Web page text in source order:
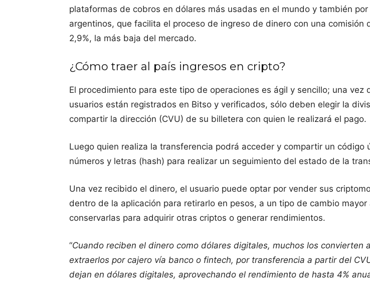
plataformas de cobros en dólares más usadas en el mundo y también
argentinos, que facilita el proceso de ingreso de dinero con una comisión
2,9%, la más baja del mercado.
¿Cómo traer al país ingresos en cripto?
El procedimiento para este tipo de operaciones es ágil y sencillo; una vez
usuarios están registrados en Bitso y verificados, sólo deben elegir la
compartir la dirección (CVU) de su billetera con quien le realizará el pago.
Luego quien realiza la transferencia podrá acceder y compartir un código
números y letras (hash) para realizar un seguimiento del estado de la
Una vez recibido el dinero, el usuario puede optar por vender sus
dentro de la aplicación para retirarlo en pesos, a un tipo de cambio mayor
conservarlas para adquirir otras criptos o generar rendimientos.
“Cuando reciben el dinero como dólares digitales, muchos los convierten
extraerlos por cajero vía banco o fintech, por transferencia a partir del
dejan en dólares digitales, aprovechando el rendimiento de hasta 4%